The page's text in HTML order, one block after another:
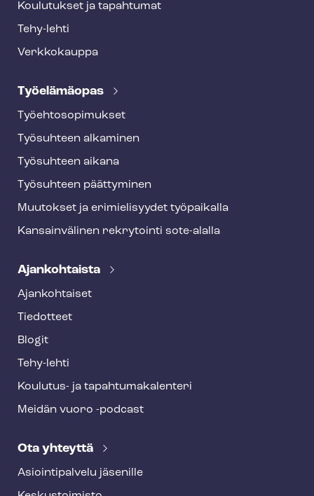
Koulutukset ja tapahtumat
Tehy-lehti
Verkkokauppa
Työelämäopas
Työ­eh­to­so­pi­muk­set
Työsuhteen alkaminen
Työsuhteen aikana
Työsuhteen päättyminen
Muutokset ja erimielisyydet työpaikalla
Kansainvälinen rekrytointi sote-alalla
Ajankohtaista
Ajankohtaiset
Tiedotteet
Blogit
Tehy-lehti
Koulutus- ja ta­pah­tu­ma­ka­len­te­ri
Meidän vuoro -podcast
Ota yhteyttä
Asioin­ti­pal­ve­lu jäsenille